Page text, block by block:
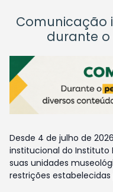
Comunicação
durante
Desde 4 de julho de
institucional do Instituto
suas unidades
restrições